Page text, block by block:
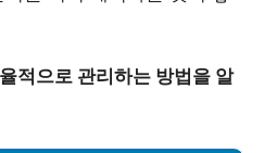
적으로 관리하는 방법을 알